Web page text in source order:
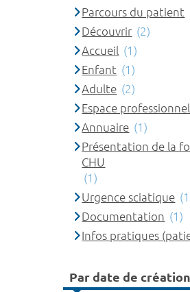
Parcours du patient
Découvrir (2)
Accueil (1)
Enfant (1)
Adulte (2)
Espace
Annuaire (1)
Présentation de la
CHU
(1)
Urgence sciatique
Documentation (1)
Infos pratiques
Par date de création